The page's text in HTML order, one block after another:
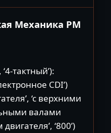
Механика РМ
тактный’):
CDI’)
‘с верхними
валами
‘800’)